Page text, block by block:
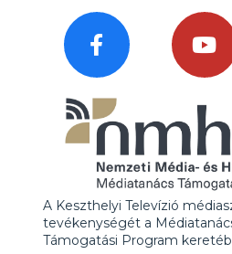
A Keszthelyi Televízió
tevékenységét a
Támogatási Program